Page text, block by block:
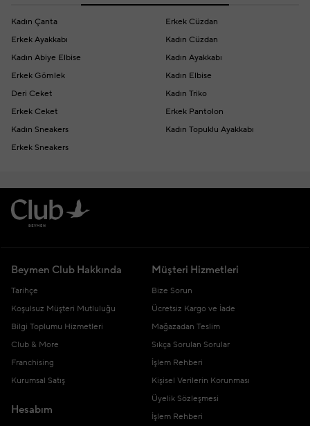
Kadın Çanta
Erkek Cüzdan
Erkek Ayakkabı
Kadın Cüzdan
Kadın Abiye Elbise
Kadın Ayakkabı
Erkek Gömlek
Kadın Elbise
Deri Ceket
Kadın Triko
Erkek Ceket
Erkek Pantolon
Kadın Sneakers
Kadın Topuklu Ayakkabı
Erkek Sneakers
Beymen Club Hakkında
Tarihçe
Koşulsuz Müşteri Mutluluğu
Bilgi Toplumu Hizmetleri
Club & More
Franchising
Kurumsal Satış
Hesabım
Müşteri Hizmetleri
Bize Sorun
Ücretsiz Kargo ve İade
Mağazadan Teslim
Sıkça Sorulan Sorular
İşlem Rehberi
Kişisel Verilerin Korunması
Üyelik Sözleşmesi
İşlem Rehberi